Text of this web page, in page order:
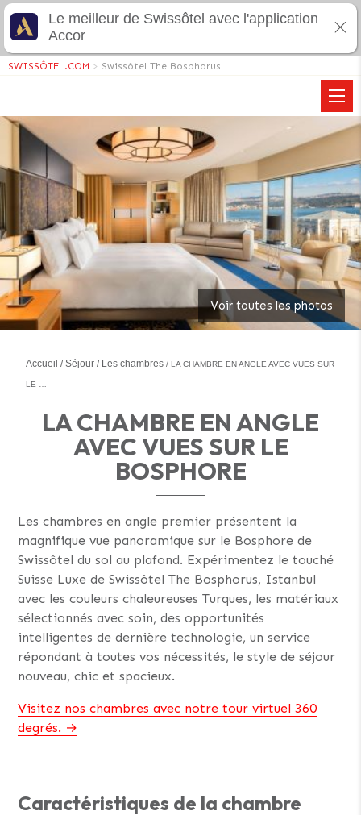
Voir toutes les photos
Accueil Séjour Les chambres LA CHAMBRE EN ANGLE AVEC VUES SUR
LE …
LA CHAMBRE EN ANGLE
AVEC VUES SUR LE
BOSPHORE
Les chambres en angle premier présentent la
magnifique vue panoramique sur le Bosphore de
Swissôtel du sol au plafond. Expérimentez le touché
Suisse Luxe de Swissôtel The Bosphorus, Istanbul
avec les couleurs chaleureuses Turques, les matériaux
sélectionnés avec soin, des opportunités
intelligentes de dernière technologie, un service
répondant à toutes vos nécessités, le style de séjour
nouveau, chic et spacieux.
Visitez nos chambres avec notre tour virtuel 360
degrés.
Caractéristiques de la chambre
SWISSÔTEL.COM > Swissôtel The Bosphorus
Le meilleur de Swissôtel avec l'application
Accor